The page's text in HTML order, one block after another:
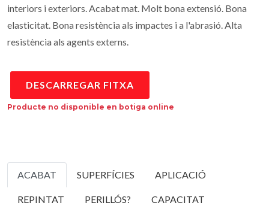
interiors i exteriors. Acabat mat. Molt bona extensió. Bona
elasticitat. Bona resistència als impactes i a l'abrasió. Alta
resistència als agents externs.
DESCARREGAR FITXA
Producte no disponible en botiga online
ACABAT SUPERFÍCIES APLICACIÓ
REPINTAT PERILLÓS? CAPACITAT